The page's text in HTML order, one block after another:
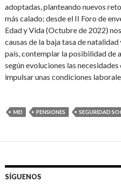
adoptadas, planteando nuevos
más calado; desde el II Foro de
Edad y Vida (Octubre de 2022)
causas de la baja tasa de
país, contemplar la posibilidad de
según evoluciones las
impulsar unas condiciones
MEI PENSIONES SEGURIDAD
SÍGUENOS